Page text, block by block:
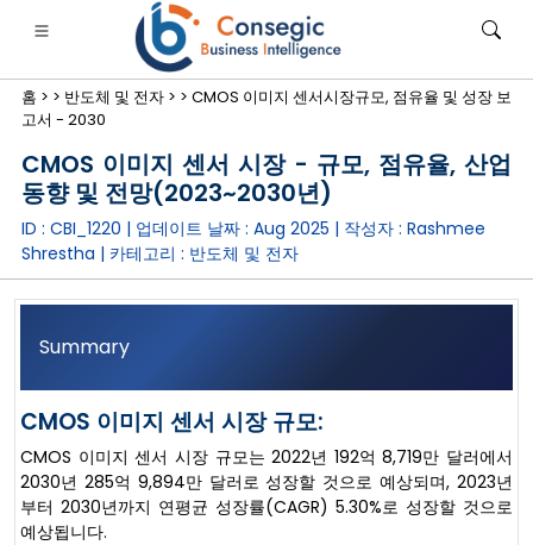
·금융·보험• 소비재 • 에너지 및 전력 • 식품 및 음료
• 사례 연구
홈 > > 반도체 및 전자 > > CMOS 이미지 센서시장규모, 점유율 및 성장 보
고서 - 2030
CMOS 이미지 센서 시장 - 규모, 점유율, 산업
동향 및 전망(2023~2030년)
ID : CBI_1220 | 업데이트 날짜 : Aug 2025 | 작성자 : Rashmee
Shrestha | 카테고리 : 반도체 및 전자
Summary
CMOS 이미지 센서 시장 규모:
CMOS 이미지 센서 시장 규모는 2022년 192억 8,719만 달러에서
2030년 285억 9,894만 달러로 성장할 것으로 예상되며, 2023년
부터 2030년까지 연평균 성장률(CAGR) 5.30%로 성장할 것으로
예상됩니다.